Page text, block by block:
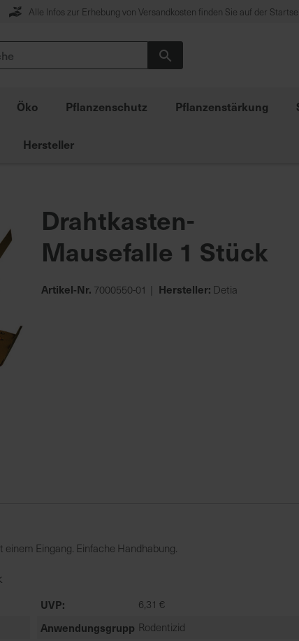
Alle Infos zur Erhebung von Versandkosten finden Sie auf der
Öko Pflanzenschutz Pflanzenstärkung
Hersteller
Drahtkasten-
Mausefalle 1 Stück
Artikel-Nr. 7000550-01 Hersteller: Detia
Eingang. Einfache Handhabung.
UVP 6,31 €
AnwendungsgruppeRodentizid